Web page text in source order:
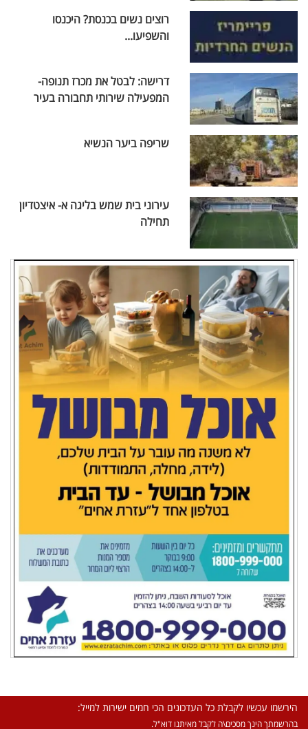
רוצים נשים בכנסת? היכנסו
והשפיעו...
דרישה: לבטל את מכרז תנופה-
המפעילה שירותי תחבורה בעיר
שריפה ביער הנשיא
עירוני בית שמש בליגה א- איצטדיון
תחילה
הירשמו עכשיו לקבלת כל העדכונים הכי חמים ישירות למייל:
בהרשמתך הינך מסכים\ה לקבל מאיתנו דוא"ל.